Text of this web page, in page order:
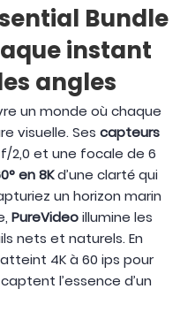
Bundle
instant
angles
un monde où chaque
visuelle. Ses capteurs
2,0 et une focale de 6
en 8Kd’une clarté qui
un horizon marin
PureVideoillumine les
nets et naturels. En
4K à 60 ips pour
l’essence d’un